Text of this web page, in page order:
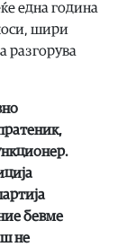
една година
шири
разгорува
бевме
не